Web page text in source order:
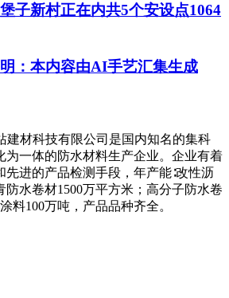
子新村正在内共5个安设点1064
明：本内容由AI手艺汇集生成
建材科技有限公司是国内知名的集科
为一体的防水材料生产企业。企业有着
先进的产品检测手段，年产能∶改性沥
水卷材1500万平方米；高分子防水卷
料100万吨，产品品种齐全。